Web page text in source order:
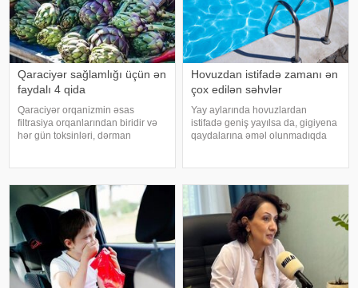
Qaraciyər sağlamlığı üçün ən
faydalı 4 qida
Qaraciyər orqanizmin əsas
filtrasiya orqanlarından biridir və
hər gün toksinləri, dərman
federal ekspert onkologiya
klinikalar
Hovuzdan istifadə zamanı ən
çox edilən səhvlər
Yay aylarında hovuzlardan
istifadə geniş yayılsa da, gigiyena
qaydalarına əməl olunmadıqda
sonra duş qəbul etmək, hovuz
kənarınd